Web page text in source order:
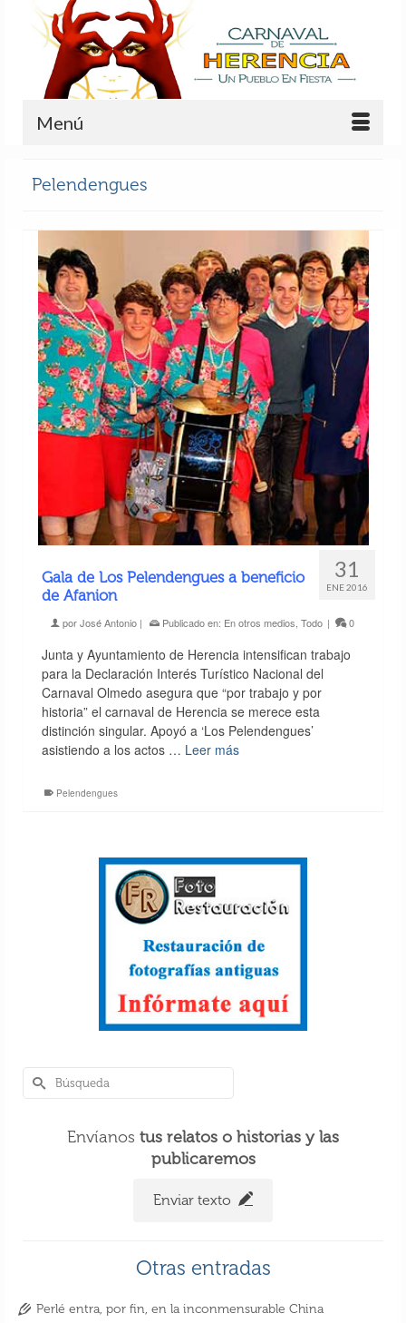
Menú
Pelendengues
31
ENE 2016
Gala de Los Pelendengues a beneficio
de Afanion
porJosé Antonio| Publicado en: En otros medios Todo | 0
Junta y Ayuntamiento de Herencia intensifican trabajo
para la Declaración Interés Turístico Nacional del
Carnaval Olmedo asegura que “por trabajo y por
historia” el carnaval de Herencia se merece esta
distinción singular. Apoyó a ‘Los Pelendengues’
asistiendo a los actos … Leer más
Pelendengues
Envíanos tus relatos o historias y las
publicaremos
Enviar texto
Otras entradas
Perlé entra, por fin, en la inconmensurable China